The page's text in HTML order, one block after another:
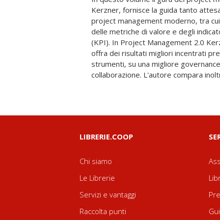
Kerzner, fornisce la guida tanto
project management moderno, tra
delle metriche di valore e degli
(KPI). In Project Management 2.0
offra dei risultati migliori incentrati
strumenti, su una migliore
collaborazione. L'autore compara
decisionali. In questa guida il
essenziali sul PM 2.0, un esame
per la gestione dei progetti e le
Project Management 2.0 illustra gli
2.0 che servono ai manager, ai
ingegneri e ai consulenti per ottenere i
LIBRERIE.COOP
Chi siamo
Le Librerie
Servizi e vantaggi
Raccolta punti